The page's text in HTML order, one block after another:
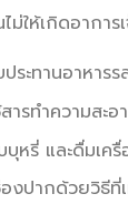
ให้เกิดอาการ
ระทานอาหาร
ารทำความสะ
บุหรี่ และดื่มเค
งปากด้วยวิธีที่